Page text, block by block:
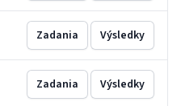
Zadania Výsledky
Zadania Výsledky